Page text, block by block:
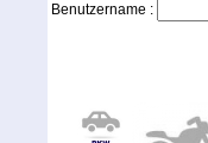
Benutzername :